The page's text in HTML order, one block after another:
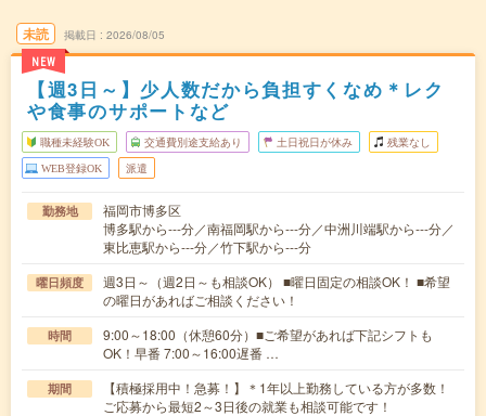
未読
NEW
掲載日 2026/08/05
【週3日～】少人数だから負担すくなめ＊レク
や食事のサポートなど
職種未経験OK 交通費別途支給あり 土日祝日が休み 残業なし
WEB登録OK 派遣
勤務地
福岡市博多区
博多駅から---分／南福岡駅から---分／中洲川端駅から---分／
東比恵駅から---分／竹下駅から---分
曜日頻度
週3日～（週2日～も相談OK） ■曜日固定の相談OK！ ■希望
の曜日があればご相談ください！
時間
9:00～18:00（休憩60分）■ご希望があれば下記シフトも
OK！早番 7:00～16:00遅番 …
期間
【積極採用中！急募！】＊1年以上勤務している方が多数！
ご応募から最短2～3日後の就業も相談可能です！